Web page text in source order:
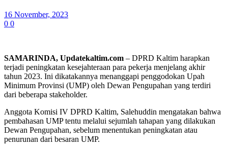
16 November, 2023
0 0
SAMARINDA, Updatekaltim.com – DPRD Kaltim harapkan
terjadi peningkatan kesejahteraan para pekerja menjelang akhir
tahun 2023. Ini dikatakannya menanggapi penggodokan Upah
Minimum Provinsi (UMP) oleh Dewan Pengupahan yang terdiri
dari beberapa stakeholder.
Anggota Komisi IV DPRD Kaltim, Salehuddin mengatakan bahwa
pembahasan UMP tentu melalui sejumlah tahapan yang dilakukan
Dewan Pengupahan, sebelum menentukan peningkatan atau
penurunan dari besaran UMP.